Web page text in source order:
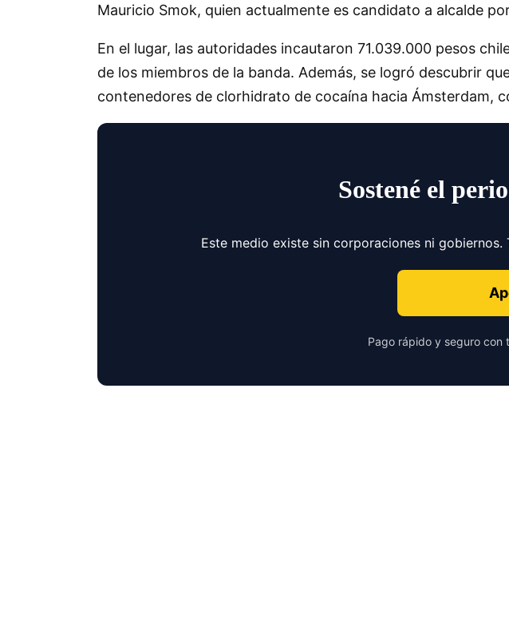
Mauricio Smok, quien actualmente es candidato a alcalde
En el lugar, las autoridades incautaron 71.039.000 pesos
de los miembros de la banda. Además, se logró descubrir
contenedores de clorhidrato de cocaína hacia Ámsterdam,
Sostené el
Este medio existe sin corporaciones ni
Pago rápido y seguro con